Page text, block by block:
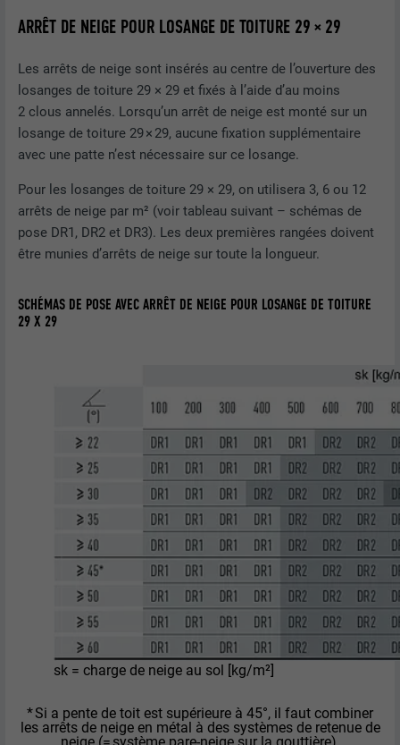
ARRÊT DE NEIGE POUR LOSANGE DE TOITURE 29 × 29
Les arrêts de neige sont insérés au centre de l’ouverture des
losanges de toiture 29 × 29 et fixés à l’aide d’au moins
2 clous annelés. Lorsqu’un arrêt de neige est monté sur un
losange de toiture 29 × 29, aucune fixation supplémentaire
avec une patte n’est nécessaire sur ce losange.
Pour les losanges de toiture 29 × 29, on utilisera 3, 6 ou 12
arrêts de neige par m² (voir tableau suivant – schémas de
pose DR1, DR2 et DR3). Les deux premières rangées doivent
être munies d’arrêts de neige sur toute la longueur.
SCHÉMAS DE POSE AVEC ARRÊT DE NEIGE POUR LOSANGE DE TOITURE
29 X 29
sk = charge de neige au sol [kg/m²]
* Si a pente de toit est supérieure à 45°, il faut combiner
les arrêts de neige en métal à des systèmes de retenue de
UTILITÉ
Est utilisé pour garantir que le même
attribut SameSite est disponible pour
tous les cookies dans ce navigateur
NOM _fbp
FOURNISSEUR Facebook
EXPIRATION 3 mois
d'annonceurs tiers.
fr
FOURNISSEUR Facebook
EXPIRATION 3 mois
Est utilisé par Facebook pour afficher
une série de produits publicitaires, par
exemple des offres en temps réel
d'annonceurs tiers.
FOURNISSEUR doubleclick.net